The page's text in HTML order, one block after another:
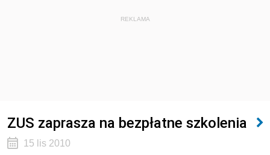
REKLAMA
ZUS zaprasza na bezpłatne szkolenia
15 lis 2010